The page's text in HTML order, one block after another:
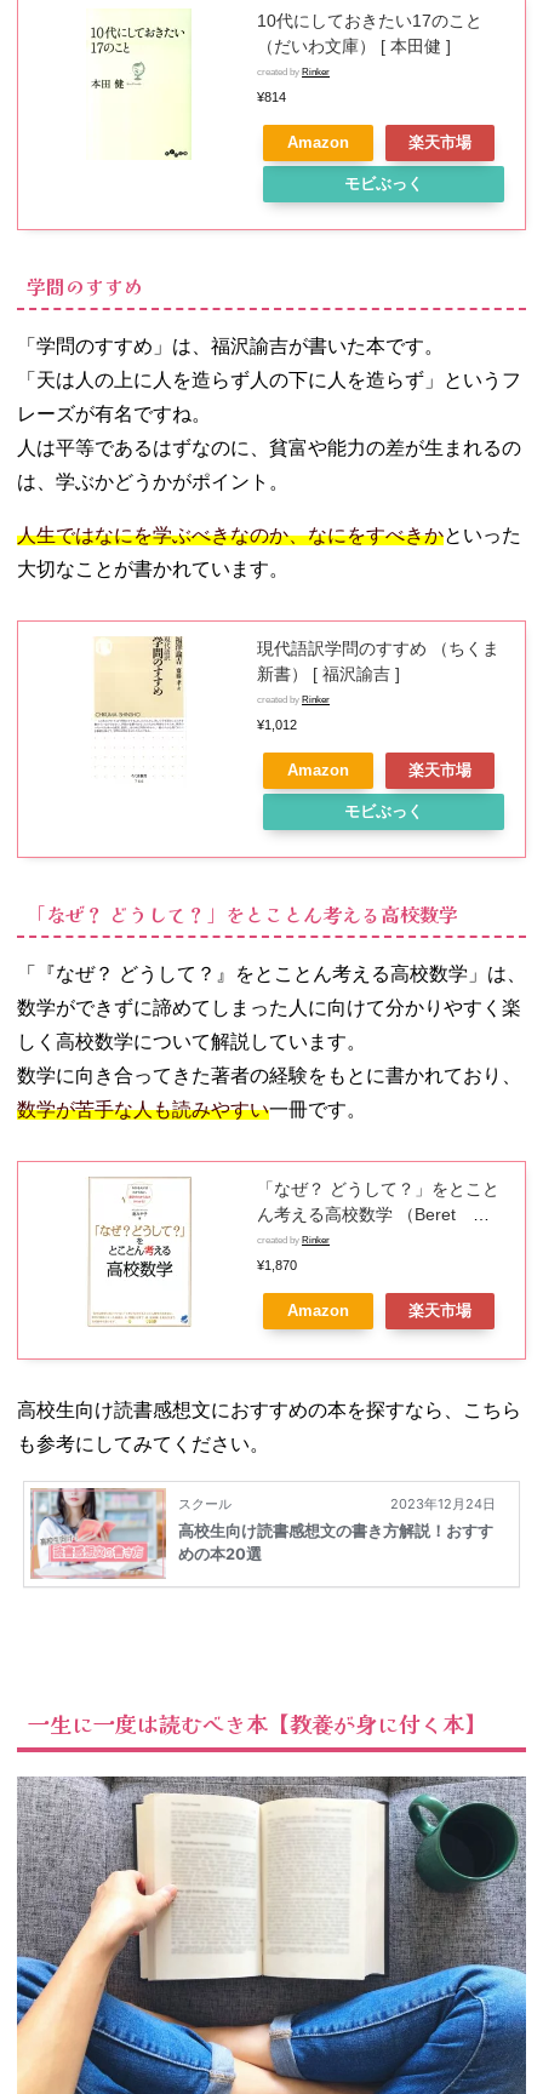
10代にしておきたい17のこと
（だいわ文庫） [ 本田健 ]
created by Rinker
¥814
Amazon 楽天市場
モビぶっく
学問のすすめ
「学問のすすめ」は、福沢諭吉が書いた本です。
「天は人の上に人を造らず人の下に人を造らず」というフ
レーズが有名ですね。
人は平等であるはずなのに、貧富や能力の差が生まれるの
は、学ぶかどうかがポイント。
人生ではなにを学ぶべきなのか、なにをすべきかといった
大切なことが書かれています。
現代語訳学問のすすめ （ちくま
新書） [ 福沢諭吉 ]
created by Rinker
¥1,012
Amazon 楽天市場
モビぶっく
「なぜ？ どうして？」をとことん考える高校数学
「『なぜ？ どうして？』をとことん考える高校数学」は、
数学ができずに諦めてしまった人に向けて分かりやすく楽
しく高校数学について解説しています。
数学に向き合ってきた著者の経験をもとに書かれており、
数学が苦手な人も読みやすい一冊です。
「なぜ？ どうして？」をとこと
ん考える高校数学 （Beret
science） [ 南みや子 ]
created by Rinker
¥1,870
Amazon 楽天市場
高校生向け読書感想文におすすめの本を探すなら、こちら
も参考にしてみてください。
一生に一度は読むべき本【教養が身に付く本】